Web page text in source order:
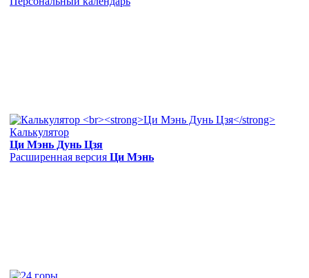
Калькулятор
Ци Мэнь Дунь Цзя
Расширенная версия Ци Мэнь